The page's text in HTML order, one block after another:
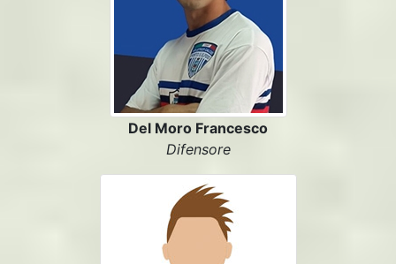
Del Moro Francesco
Difensore